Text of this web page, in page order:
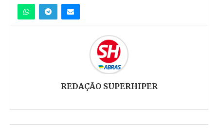
REDAÇÃO SUPERHIPER